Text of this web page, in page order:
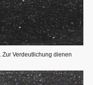
Verdeutlichung dienen